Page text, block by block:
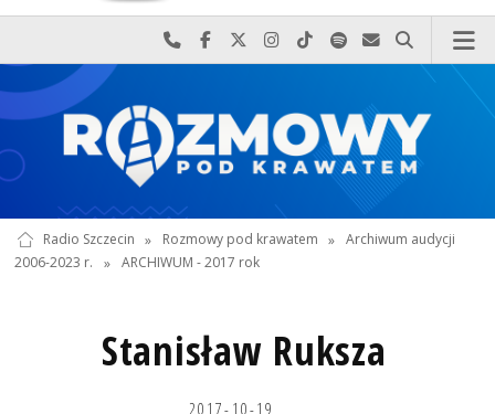
Najlepiej po prostu do nas zadzwoń
Odwiedź nas na Facebook-u
Odwiedź nas na X
Odwiedź nas na Instagram-ie
Odwiedź nas na TikTok-u
Szukaj nas na Spotify
Wyślij do nas
Szukaj
Radio Szczecin » Rozmowy pod krawatem » Archiwum audycji
2006-2023 r.
» ARCHIWUM - 2017 rok
Stanisław Ruksza
2017-10-19